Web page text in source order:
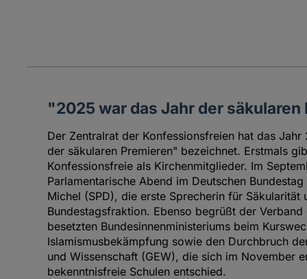
"2025 war das Jahr der säkularen
Der Zentralrat der Konfessionsfreien hat das
der säkularen Premieren" bezeichnet. Erstmals
Konfessionsfreie als Kirchenmitglieder. Im
Parlamentarische Abend im Deutschen
Michel (SPD), die erste Sprecherin für Säkularität
Bundestagsfraktion. Ebenso begrüßt der
besetzten Bundesinnenministeriums beim
Islamismusbekämpfung sowie den Durchbruch
und Wissenschaft (GEW), die sich im November
bekenntnisfreie Schulen entschied.